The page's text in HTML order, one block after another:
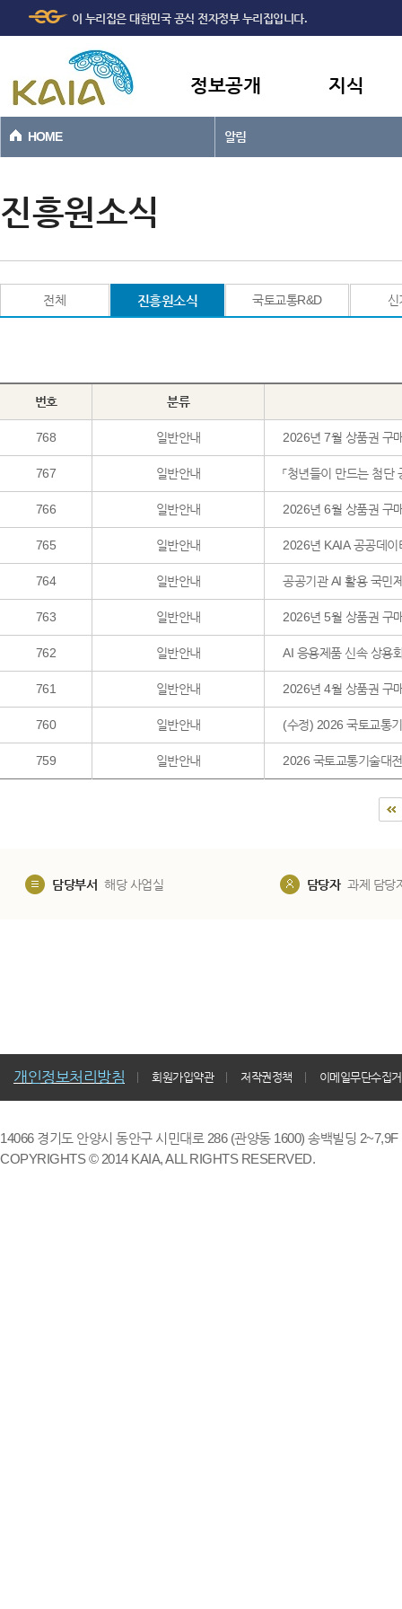
본문바로가기
이 누리집은 대한민국 공식 전자정부 누리집입니다.
정보공개 지식
HOME 알림
진흥원소식
전체 진흥원소식 국토교통R&D 신
번호 분류
768 일반안내 2026년 7월 상품권 구
767 일반안내 「청년들이 만드는 첨단
766 일반안내 2026년 6월 상품권 구
765 일반안내 2026년 KAIA 공공데이
764 일반안내 공공기관 AI 활용 국민
763 일반안내 2026년 5월 상품권 구
762 일반안내 AI 응용제품 신속 상용
761 일반안내 2026년 4월 상품권 구
760 일반안내 (수정) 2026 국토교통
759 일반안내 2026 국토교통기술대
담당부서 해당 사업실 담당자 과제 담당
개인정보처리방침 회원가입약관 저작권정책 이메일무단수집
14066 경기도 안양시 동안구 시민대로 286 (관양동 1600) 송백빌딩
COPYRIGHTS © 2014 KAIA, ALL RIGHTS RESERVED.